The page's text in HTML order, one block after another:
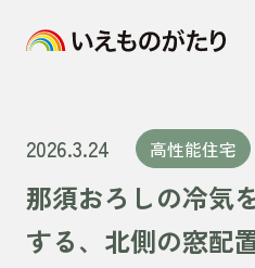
2026.3.24 高性能住宅
那須おろしの冷気
する、北側の窓配